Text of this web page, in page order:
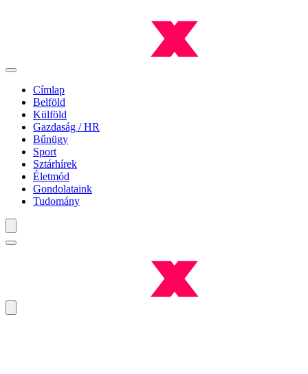
Címlap
Belföld
Külföld
Gazdaság / HR
Bűnügy
Sport
Sztárhírek
Életmód
Gondolataink
Tudomány